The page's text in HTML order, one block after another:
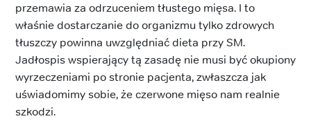
przemawia za odrzuceniem tłustego mięsa. I to
właśnie dostarczanie do organizmu tylko zdrowych
tłuszczy powinna uwzględniać dieta przy SM.
Jadłospis wspierający tą zasadę nie musi być okupiony
wyrzeczeniami po stronie pacjenta, zwłaszcza jak
uświadomimy sobie, że czerwone mięso nam realnie
szkodzi.